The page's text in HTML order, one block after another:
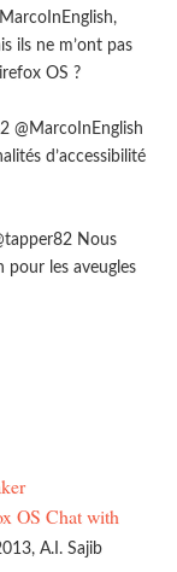
ils ne m’ont pas
OS ?
@MarcoInEnglish
d’accessibilité
Nous
pour les aveugles
OS Chat with
A.I. Sajib